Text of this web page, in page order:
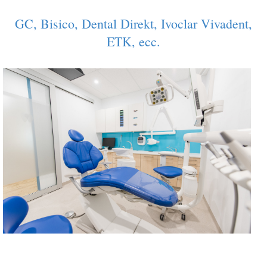
GC, Bisico, Dental Direkt, Ivoclar Vivadent,
ETK, ecc.